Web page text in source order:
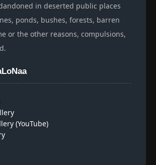
in deserted public places
ponds, bushes, forests, barren
or the other reasons, compulsions,
(YouTube)